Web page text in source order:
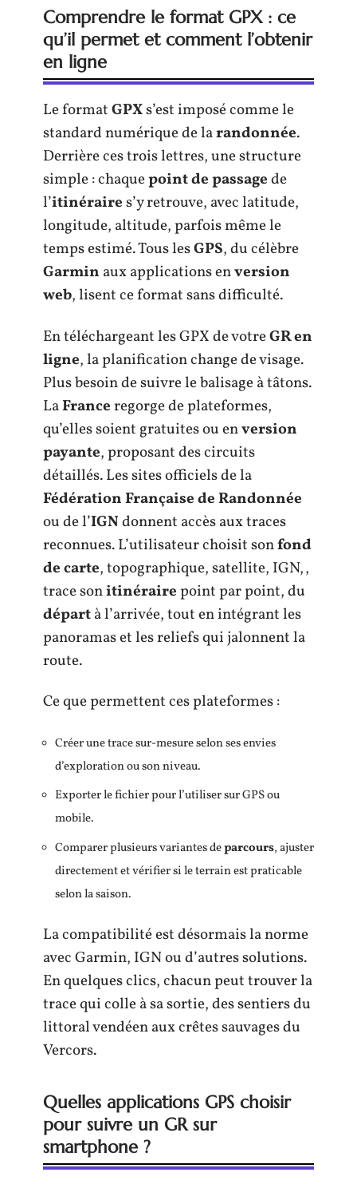
Comprendre le format GPX : ce
qu’il permet et comment l’obtenir
en ligne
Le formatGPXs’est imposé comme le
standard numérique de larandonnée.
Derrière ces trois lettres, une structure
simple : chaquepoint de passagede
l’itinéraires’y retrouve, avec latitude,
longitude, altitude, parfois même le
temps estimé. Tous lesGPS, du célèbre
Garmin aux applications enversion
web, lisent ce format sans difficulté.
En téléchargeant les GPX de votreGR en
ligne, la planification change de visage.
Plus besoin de suivre le balisage à tâtons.
LaFranceregorge de plateformes,
qu’elles soient gratuites ou enversion
payante, proposant des circuits
détaillés. Les sites officiels de la
Fédération Française de Randonnée
ou de l’IGNdonnent accès aux traces
reconnues. L’utilisateur choisit sonfond
de carte, topographique, satellite, IGN,,
trace sonitinérairepoint par point, du
départà l’arrivée, tout en intégrant les
panoramas et les reliefs qui jalonnent la
route.
Ce que permettent ces plateformes :
Créer une trace sur-mesure selon ses envies
d’exploration ou son niveau.
Exporter le fichier pour l’utiliser sur GPS ou
mobile.
Comparer plusieurs variantes deparcours, ajuster
directement et vérifier si le terrain est praticable
selon la saison.
La compatibilité est désormais la norme
avec Garmin, IGN ou d’autres solutions.
En quelques clics, chacun peut trouver la
trace qui colle à sa sortie, des sentiers du
littoral vendéen aux crêtes sauvages du
Vercors.
Quelles applications GPS choisir
pour suivre un GR sur
smartphone ?